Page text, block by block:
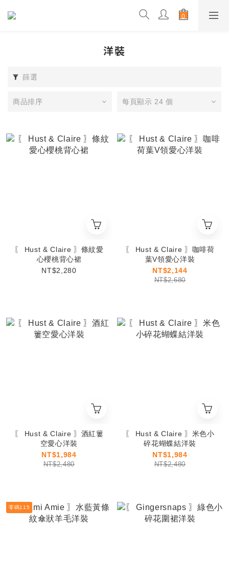
洋裝
篩選
商品排序 每頁顯示 24 個
〖 Hust & Claire 〗條紋愛
心櫻桃背心裙
NT$2,280
〖 Hust & Claire 〗咖啡荷
葉V領愛心洋裝
NT$2,144
NT$2,680
〖 Hust & Claire 〗酒紅簍
空愛心洋裝
NT$1,984
NT$2,480
〖 Hust & Claire 〗米色小
碎花蝴蝶結洋裝
NT$1,984
NT$2,480
零碼115